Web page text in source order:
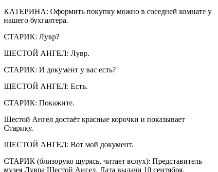
КАТЕРИНА: Оформить покупку можно в соседней комнате у
нашего бухгалтера.
СТАРИК: Лувр?
ШЕСТОЙ АНГЕЛ: Лувр.
СТАРИК: И документ у вас есть?
ШЕСТОЙ АНГЕЛ: Есть.
СТАРИК: Покажите.
Шестой Ангел достаёт красные корочки и показывает
Старику.
ШЕСТОЙ АНГЕЛ: Вот мой документ.
СТАРИК (близоруко щурясь, читает вслух): Представитель
музея Лувра Шестой Ангел. Дата выдачи 10 сентября.